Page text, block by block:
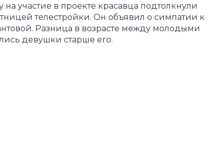
участие в проекте красавца подтолкнули
телестройки. Он объявил о симпатии к
Разница в возрасте между молодыми
девушки старше его.